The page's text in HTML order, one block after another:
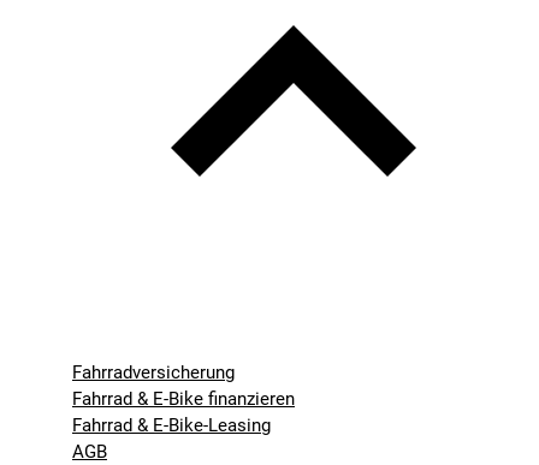
Fahrradversicherung
Fahrrad & E-Bike finanzieren
Fahrrad & E-Bike-Leasing
AGB